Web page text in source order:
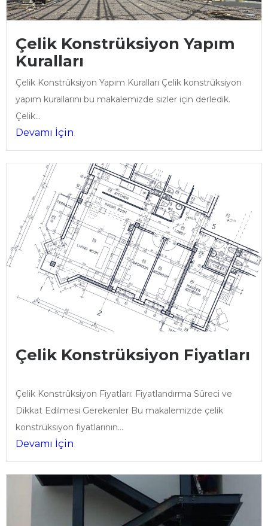
Çelik Konstrüksiyon Yapım
Kuralları
Çelik Konstrüksiyon Yapım Kuralları Çelik konstrüksiyon
yapım kurallarını bu makalemizde sizler için derledik.
Çelik...
Devamı İçin
Çelik Konstrüksiyon Fiyatları
Çelik Konstrüksiyon Fiyatları: Fiyatlandırma Süreci ve
Dikkat Edilmesi Gerekenler Bu makalemizde çelik
konstrüksiyon fiyatlarının...
Devamı İçin